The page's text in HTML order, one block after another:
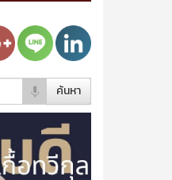
ค้นหา